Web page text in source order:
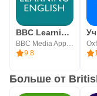
BBC Learning English
BBC Media App Technologies
9.8
Больше от